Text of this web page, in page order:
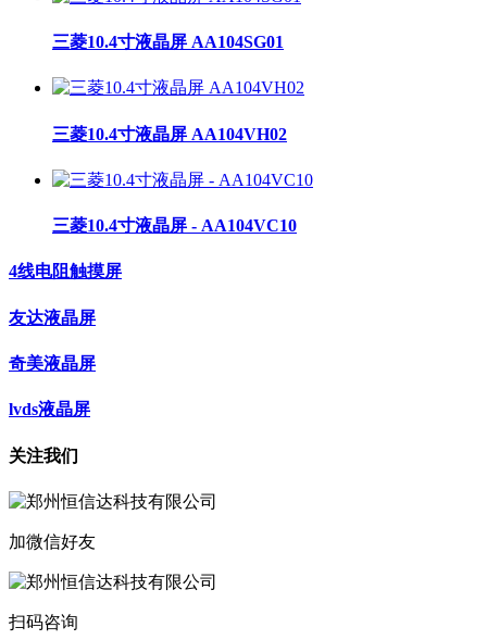
三菱10.4寸液晶屏 AA104SG01
三菱10.4寸液晶屏 AA104VH02
三菱10.4寸液晶屏 - AA104VC10
4线电阻触摸屏
友达液晶屏
奇美液晶屏
lvds液晶屏
关注我们
加微信好友
扫码咨询